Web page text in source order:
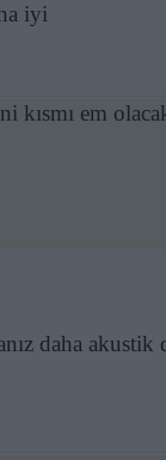
iyi
kısmı em
daha akustik